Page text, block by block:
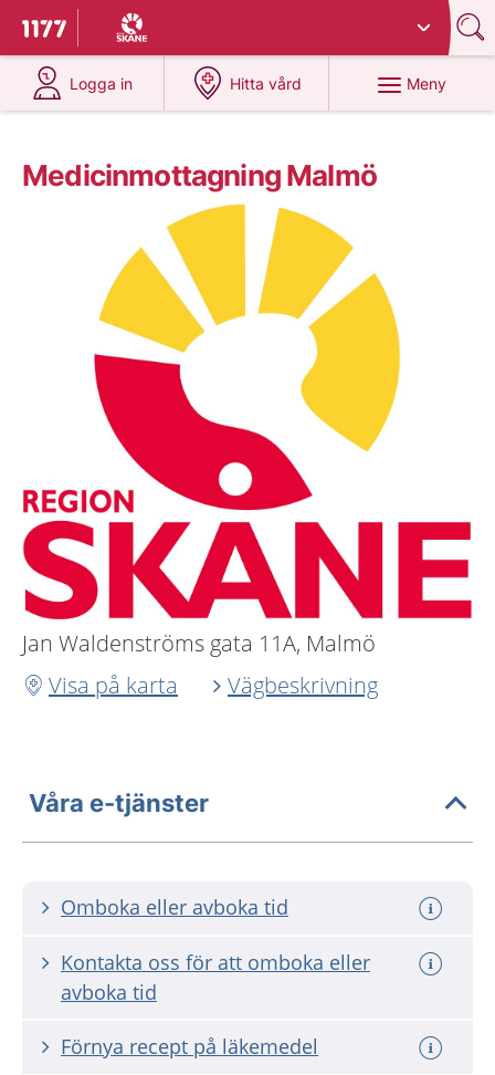
Till startsidan för 1177
Du har valt region
Logga in
på 1177.se
Hitta vård
på 1177.se
Meny
Medicinmottagning Malmö
Jan Waldenströms gata 11A, Malmö
Visa på karta
Vägbeskrivning
Våra e-tjänster
Omboka eller avboka tid
Kontakta oss för att omboka eller
avboka tid
Förnya recept på läkemedel